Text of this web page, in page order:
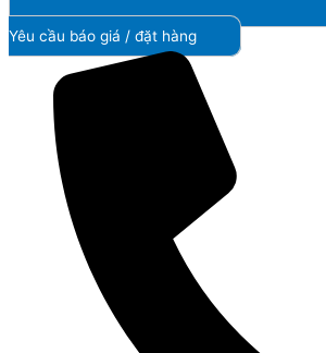
Yêu cầu báo giá / đặt hàng